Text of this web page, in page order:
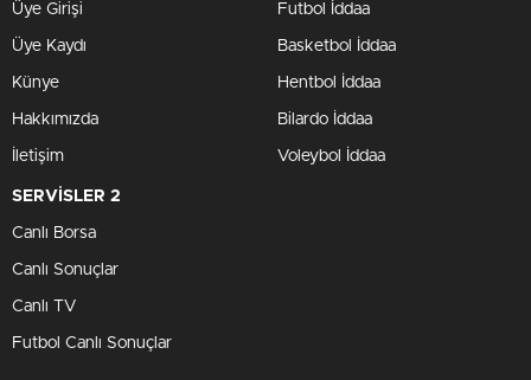
Üye Girişi
Üye Kaydı
Künye
Hakkımızda
İletişim
Futbol İddaa
Basketbol İddaa
Hentbol İddaa
Bilardo İddaa
Voleybol İddaa
SERVİSLER 2
Canlı Borsa
Canlı Sonuçlar
Canlı TV
Futbol Canlı Sonuçlar